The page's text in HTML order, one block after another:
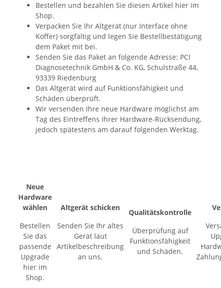
Bestellen und bezahlen Sie diesen Artikel hier im
Shop.
Verpacken Sie Ihr Altgerät (nur Interface ohne
Koffer) sorgfältig und legen Sie Bestellbestätigung
dem Paket mit bei.
Senden Sie das Paket an folgende Adresse: PCI
Diagnosetechnik GmbH & Co. KG, Schulstraße 44,
93339 Riedenburg
Das Altgerät wird auf Funktionsfähigkeit und
Schäden überprüft.
Wir versenden Ihre neue Hardware möglichst am
Tag des Eintreffens Ihrer Hardware-Rücksendung,
jedoch spätestens am darauf folgenden Werktag.
Neue
Hardware
wählen
Bestellen
Sie das
passende
Upgrade
hier im
Shop.
Altgerät schicken
Senden Sie Ihr altes
Gerät laut
Artikelbeschreibung
an uns.
Qualitätskontrolle
Überprüfung auf
Funktionsfähigkeit
und Schäden.